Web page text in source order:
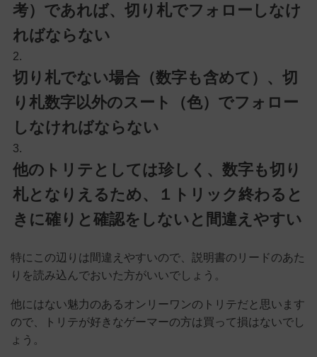
考）であれば、切り札でフォローしなけ
ればならない
切り札でない場合（数字も含めて）、切
り札数字以外のスート（色）でフォロー
しなければならない
他のトリテとしては珍しく、数字も切り
札となりえるため、１トリック終わると
きに確りと確認をしないと間違えやすい
特にこの辺りは間違えやすいので、説明書のリードのあた
りを読み込んでおいた方がいいでしょう。
他にはない魅力のあるオンリーワンのトリテだと思います
ので、トリテが好きなゲーマーの方は買って損はないでし
ょう。